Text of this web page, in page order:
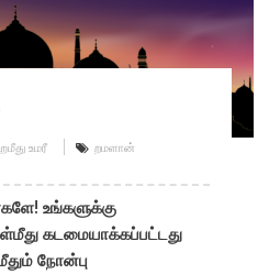
உமரீ றமளான்
உங்களுக்கு
கடமையாக்கப்பட்டது
நோன்பு